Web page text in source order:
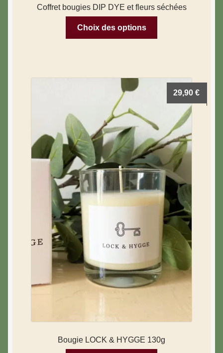
Coffret bougies DIP DYE et fleurs séchées
Choix des options
Bougie LOCK & HYGGE 130g
29,90€